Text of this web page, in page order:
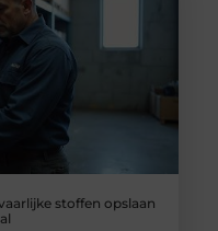
stoffen opslaan